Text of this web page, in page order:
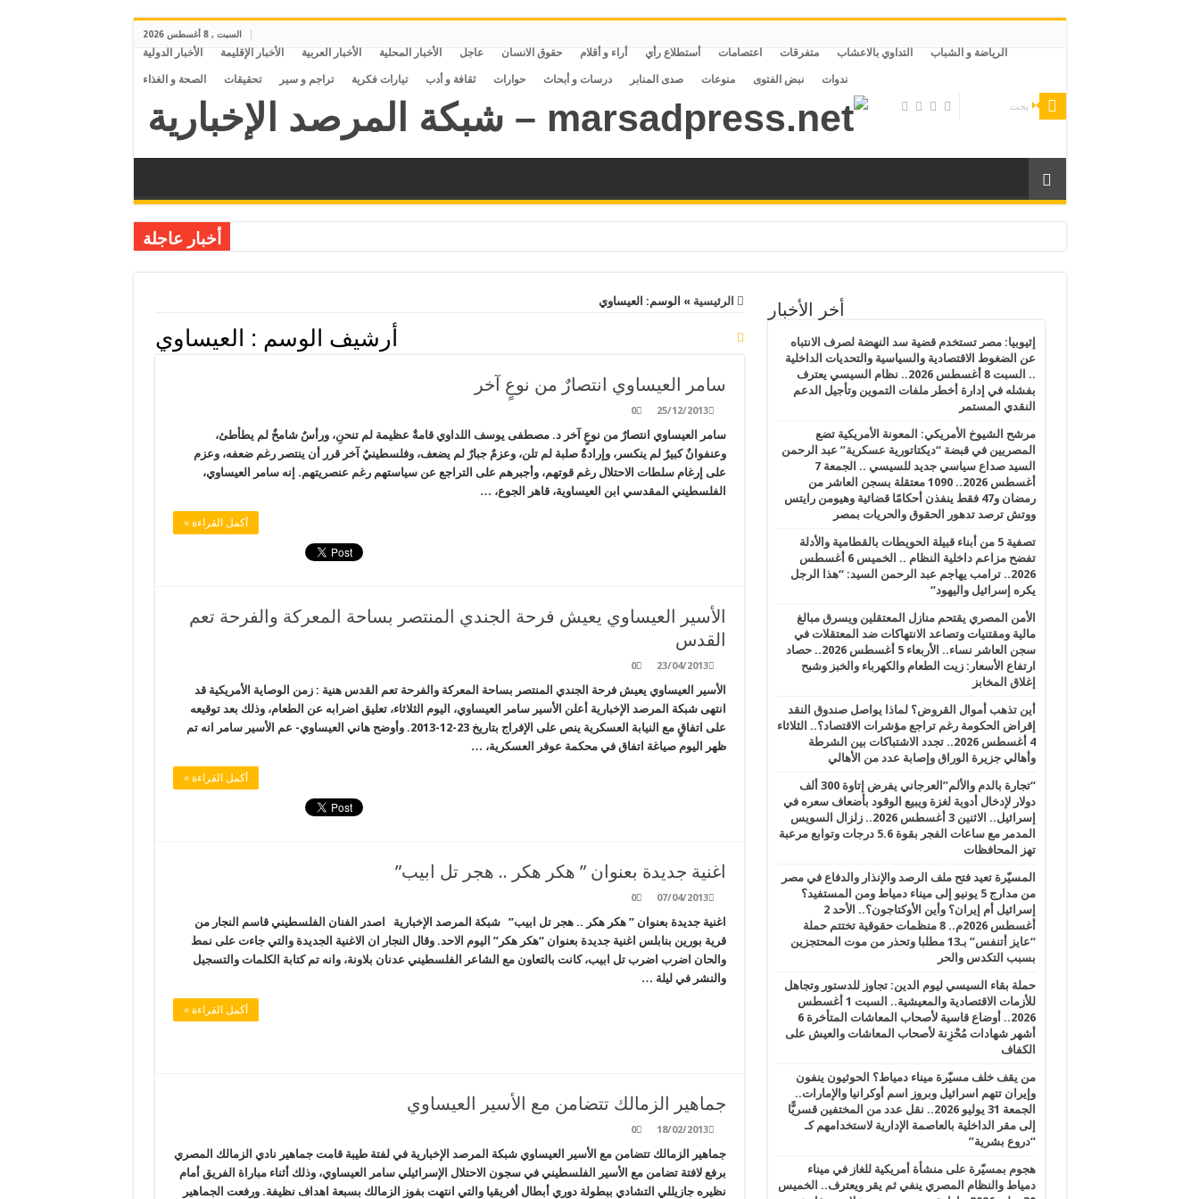
السبت , 8 أغسطس 2026
الأخبار الدولية الأخبار الإقليمة الأخبار العربية الأخبار المحلية عاجل حقوق الانسان أراء و أقلام أستطلاع رأي اعتصامات متفرقات التداوي بالاعشاب الرياضة و الشباب
الصحة و الغذاء تحقيقات تراجم و سير تيارات فكرية ثقافة و أدب حوارات درسات و أبحاث صدى المنابر منوعات نبض الفتوى ندوات
أخبار عاجلة
المائي”: خطاب بدر عبدالعاطي عن القانون الدولي يصطدم بواقع الملء الأحادي وسد النهضة يراكم المخاطر
الرئيسية » الوسم: العيساوي
أرشيف الوسم : العيساوي
سامر العيساوي انتصارٌ من نوعٍ آخر
25/12/2013
0
سامر العيساوي انتصارٌ من نوعٍ آخر د. مصطفى يوسف اللداوي قامةٌ عظيمة لم تنحنِ، ورأسٌ شامخٌ لم يطأطئ،
وعنفوانٌ كبيرٌ لم ينكسر، وإرادةٌ صلبة لم تلن، وعزمٌ جبارٌ لم يضعف، وفلسطينيٌ آخر قرر أن ينتصر رغم ضعفه، وعزم
على إرغام سلطات الاحتلال رغم قوتهم، وأجبرهم على التراجع عن سياستهم رغم عنصريتهم. إنه سامر العيساوي،
الفلسطيني المقدسي ابن العيساوية، قاهر الجوع، …
أكمل القراءة »
الأسير العيساوي يعيش فرحة الجندي المنتصر بساحة المعركة والفرحة تعم
القدس
23/04/2013
0
الأسير العيساوي يعيش فرحة الجندي المنتصر بساحة المعركة والفرحة تعم القدس هنية : زمن الوصاية الأمريكية قد
انتهى شبكة المرصد الإخبارية أعلن الأسير سامر العيساوي، اليوم الثلاثاء، تعليق اضرابه عن الطعام، وذلك بعد توقيعه
على اتفاقٍ مع النيابة العسكرية ينص على الإفراج بتاريخ 23-12-2013. وأوضح هاني العيساوي- عم الأسير سامر انه تم
ظهر اليوم صياغة اتفاق في محكمة عوفر العسكرية، …
أكمل القراءة »
اغنية جديدة بعنوان ” هكر هكر .. هجر تل ابيب”
07/04/2013
0
اغنية جديدة بعنوان ” هكر هكر .. هجر تل ابيب” شبكة المرصد الإخبارية اصدر الفنان الفلسطيني قاسم النجار من
قرية بورين بنابلس اغنية جديدة بعنوان “هكر هكر” اليوم الاحد. وقال النجار ان الاغنية الجديدة والتي جاءت على نمط
والحان اضرب اضرب تل ابيب، كانت بالتعاون مع الشاعر الفلسطيني عدنان بلاونة، وانه تم كتابة الكلمات والتسجيل
والنشر في ليلة …
أكمل القراءة »
جماهير الزمالك تتضامن مع الأسير العيساوي
18/02/2013
0
جماهير الزمالك تتضامن مع الأسير العيساوي شبكة المرصد الإخبارية في لفتة طيبة قامت جماهير نادي الزمالك المصري
برفع لافتة تضامن مع الأسير الفلسطيني في سجون الاحتلال الإسرائيلي سامر العيساوي، وذلك أثناء مباراة الفريق أمام
نظيره جازيللي التشادي ببطولة دوري أبطال أفريقيا والتي انتهت بفوز الزمالك بسبعة اهداف نظيفة. ورفعت الجماهير
أخر الأخبار
إثيوبيا: مصر تستخدم قضية سد النهضة لصرف الانتباه
عن الضغوط الاقتصادية والسياسية والتحديات الداخلية
.. السبت 8 أغسطس 2026.. نظام السيسي يعترف
بفشله في إدارة أخطر ملفات التموين وتأجيل الدعم
النقدي المستمر
مرشح الشيوخ الأمريكي: المعونة الأمريكية تضع
المصريين في قبضة “ديكتاتورية عسكرية” عبد الرحمن
السيد صداع سياسي جديد للسيسي .. الجمعة 7
أغسطس 2026.. 1090 معتقلة بسجن العاشر من
رمضان و47 فقط ينفذن أحكامًا قضائية وهيومن رايتس
ووتش ترصد تدهور الحقوق والحريات بمصر
تصفية 5 من أبناء قبيلة الحويطات بالقطامية والأدلة
تفضح مزاعم داخلية النظام .. الخميس 6 أغسطس
2026.. ترامب يهاجم عبد الرحمن السيد: “هذا الرجل
يكره إسرائيل واليهود”
الأمن المصري يقتحم منازل المعتقلين ويسرق مبالغ
مالية ومقتنيات وتصاعد الانتهاكات ضد المعتقلات في
سجن العاشر نساء.. الأربعاء 5 أغسطس 2026.. حصاد
ارتفاع الأسعار: زيت الطعام والكهرباء والخبز وشبح
إغلاق المخابز
أين تذهب أموال القروض؟ لماذا يواصل صندوق النقد
إقراض الحكومة رغم تراجع مؤشرات الاقتصاد؟.. الثلاثاء
4 أغسطس 2026.. تجدد الاشتباكات بين الشرطة
وأهالي جزيرة الوراق وإصابة عدد من الأهالي
“تجارة بالدم والألم”العرجاني يفرض إتاوة 300 ألف
دولار لإدخال أدوية لغزة ويبيع الوقود بأضعاف سعره في
إسرائيل.. الاثنين 3 أغسطس 2026.. زلزال السويس
المدمر مع ساعات الفجر بقوة 5.6 درجات وتوابع مرعبة
تهز المحافظات
المسيّرة تعيد فتح ملف الرصد والإنذار والدفاع في مصر
من مدارج 5 يونيو إلى ميناء دمياط ومن المستفيد؟
إسرائيل أم إيران؟ وأين الأوكتاجون؟.. الأحد 2
أغسطس 2026م.. 8 منظمات حقوقية تختتم حملة
“عايز أتنفس” بـ13 مطلبا وتحذر من موت المحتجزين
بسبب التكدس والحر
حملة بقاء السيسي ليوم الدين: تجاوز للدستور وتجاهل
للأزمات الاقتصادية والمعيشية.. السبت 1 أغسطس
2026.. أوضاع قاسية لأصحاب المعاشات المتأخرة 6
أشهر شهادات مُحْزِنة لأصحاب المعاشات والعيش على
الكفاف
من يقف خلف مسيّرة ميناء دمياط؟ الحوثيون ينفون
وإيران تتهم اسرائيل وبروز اسم أوكرانيا والإمارات..
الجمعة 31 يوليو 2026.. نقل عدد من المختفين قسريًّا
إلى مقر الداخلية بالعاصمة الإدارية لاستخدامهم كـ
“دروع بشرية”
هجوم بمسيّرة على منشأة أمريكية للغاز في ميناء
دمياط والنظام المصري ينفي ثم يقر ويعترف.. الخميس